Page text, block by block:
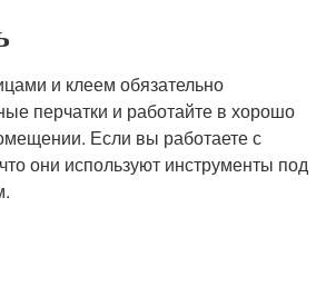
и клеем обязательно
перчатки и работайте в хорошо
Если вы работаете с
они используют инструменты под